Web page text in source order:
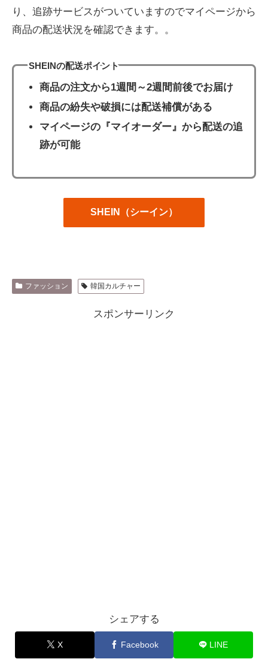
り、追跡サービスがついていますのでマイページから
商品の配送状況を確認できます。。
SHEINの配送ポイント
商品の注文から1週間～2週間前後でお届け
商品の紛失や破損には配送補償がある
マイページの『マイオーダー』から配送の追
跡が可能
SHEIN（シーイン）
ファッション 韓国カルチャー
スポンサーリンク
シェアする
X Facebook LINE